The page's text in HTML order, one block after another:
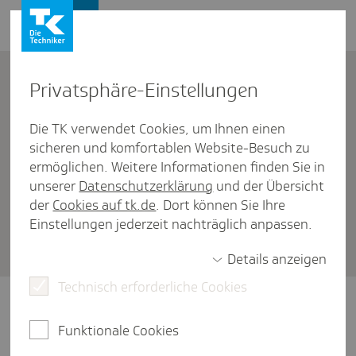
Kontakt
Stimmt es, dass meine Beschäf­
tigten über eine Tele­fon­sprech­
stunde krank­ge­schrieben
Firmenkunden / Entgeltfortzahlungsversicherung
Ja, eine Krankschreibung per Telefon ist seit
dem 7. Dezember 2023 wieder möglich.
Dafür müssen allerdings bestimmte
Privat­sphäre-Einstel­lungen
Die TK verwendet Cookies, um Ihnen einen
sicheren und komfortablen Website-Besuch zu
ermöglichen. Weitere Informationen finden Sie in
unserer Datenschutzerklärung und der Übersicht
der Cookies auf tk.de. Dort können Sie Ihre
Einstellungen jederzeit nachträglich anpassen.
Details anzeigen
Technisch erforderliche Cookies
Funktionale Cookies